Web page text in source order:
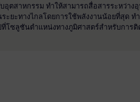
อุตสาหกรรม ทำให้สามารถสื่อสารระหว่าง
ยะทางไกลโดยการใช้พลังงานน้อยที่สุด ท
ที่โซลูชันตำแหน่งทางภูมิศาสตร์สำหรับการ